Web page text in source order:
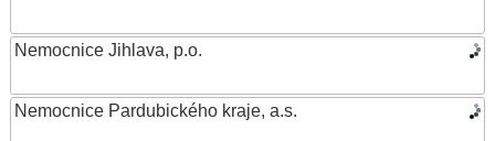
Nemocnice Jihlava, p.o.
Nemocnice Pardubického kraje, a.s.